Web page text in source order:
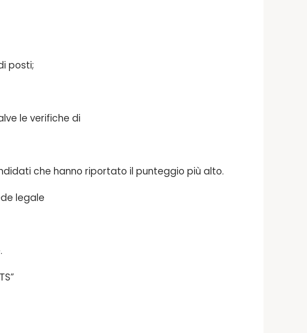
posti;
le verifiche di
che hanno riportato il punteggio più alto.
legale